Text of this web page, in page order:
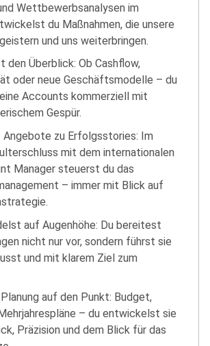
Wettbewerbsanalysen im
du Maßnahmen, die unsere
und uns weiterbringen.
den Überblick: Ob Cashflow,
oder neue Geschäftsmodelle – du
Accounts kommerziell mit
Gespür.
Angebote zu Erfolgsstories: Im
mit dem internationalen
Manager steuerst du das
– immer mit Blick auf
auf Augenhöhe: Du bereitest
nicht nur vor, sondern führst sie
und mit klarem Ziel zum
auf den Punkt: Budget,
– du entwickelst sie
Präzision und dem Blick für das